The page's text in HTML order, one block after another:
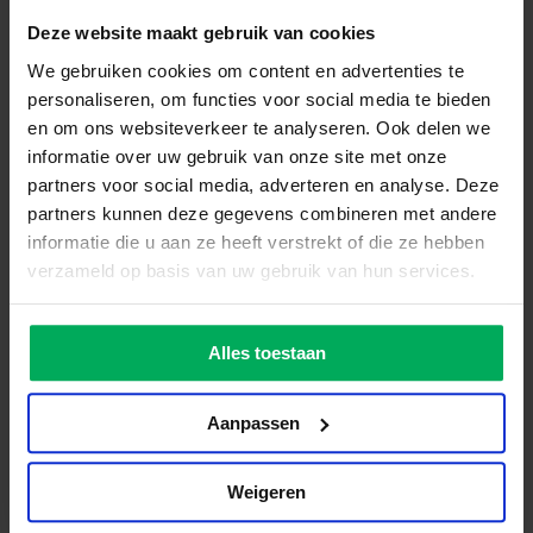
Deze website maakt gebruik van cookies
We gebruiken cookies om content en advertenties te
personaliseren, om functies voor social media te bieden
en om ons websiteverkeer te analyseren. Ook delen we
informatie over uw gebruik van onze site met onze
partners voor social media, adverteren en analyse. Deze
partners kunnen deze gegevens combineren met andere
informatie die u aan ze heeft verstrekt of die ze hebben
verzameld op basis van uw gebruik van hun services.
Alles toestaan
Aanpassen
Weigeren
Mast voor thuis
Stel een vlaggenmast voor thuis samen
Algemene voorwaarden|Privacy Poliucy
Copyright 2026 ©Vlaggen.com
Vlag bedrukken
Mastvlag bedrukken
Kioskvlag bedrukken
Spandoek bedrukken
Beachflag bedrukken
Provincie vlaggen
Gemeente vlaggen
Thema vlaggen
Dorp- en stadsvlaggen
Vlaggenmasten